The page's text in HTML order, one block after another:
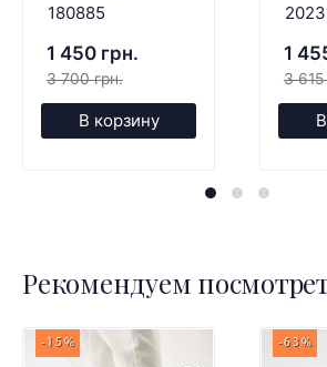
180885
1 450 грн.
3 700 грн.
В корзину
1
3 615
Рекомендуем
-15% -63%